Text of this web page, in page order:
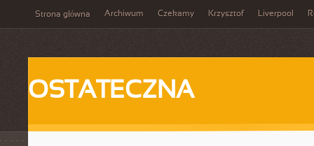
Strona główna Archiwum Czekamy Krzysztof Liverpool
OSTATECZNA